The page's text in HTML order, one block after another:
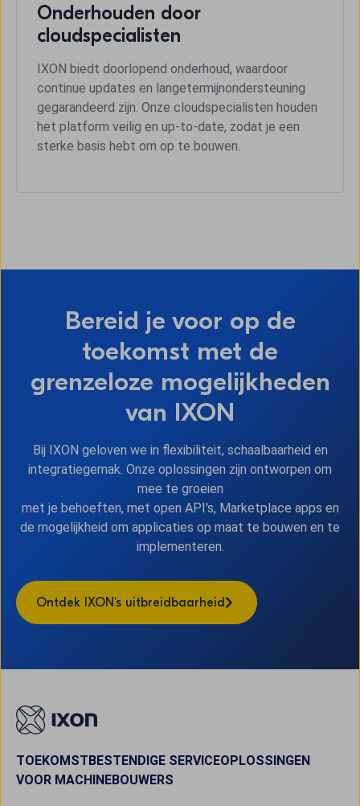
Onderhouden door
cloudspecialisten
IXON biedt doorlopend onderhoud, waardoor
continue updates en langetermijnondersteuning
gegarandeerd zijn. Onze cloudspecialisten houden
het platform veilig en up-to-date, zodat je een
sterke basis hebt om op te bouwen.
Bereid je voor op de
toekomst met de
grenzeloze mogelijkheden
van IXON
Bij IXON geloven we in flexibiliteit, schaalbaarheid en
integratiegemak. Onze oplossingen zijn ontworpen om
mee te groeien
met je behoeften, met open API's, Marketplace apps en
de mogelijkheid om applicaties op maat te bouwen en te
implementeren.
Ontdek IXON's uitbreidbaarheid
TOEKOMSTBESTENDIGE SERVICEOPLOSSINGEN
VOOR MACHINEBOUWERS